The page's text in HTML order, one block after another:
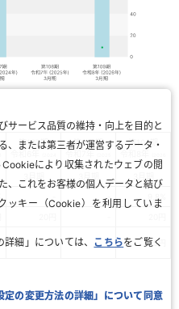
サービス品質の維持・向上を目的と
、または第三者が運営するデータ・
により収集されたウェブの閲
、これをお客様の個人データと結び
ッキー（Cookie）を利用していま
細」については、 こちらをご覧く
の変更方法の詳細」について同意
の変更方法の詳細」について同意
第107期
年)
第108期
令和7年
年)
第109期
年)
- 9.8%
10円 - 5円